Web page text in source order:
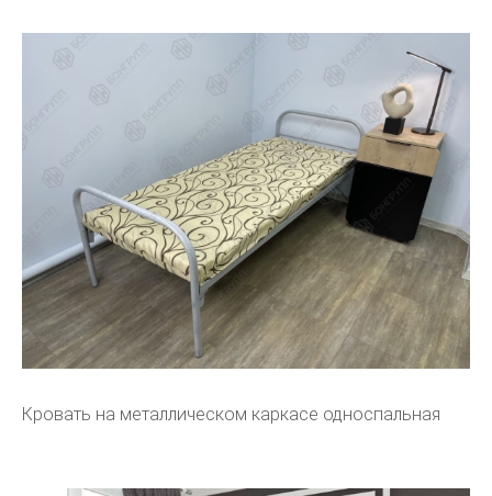
Кровать на металлическом каркасе односпальная